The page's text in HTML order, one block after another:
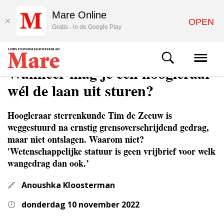
ACHTERGROND
Wanneer mag je een hoogleraar
wél de laan uit sturen?
Hoogleraar sterrenkunde Tim de Zeeuw is
weggestuurd na ernstig grensoverschrijdend gedrag,
maar niet ontslagen. Waarom niet?
'Wetenschappelijke statuur is geen vrijbrief voor welk
wangedrag dan ook.’
Anoushka Kloosterman
donderdag 10 november 2022
Mare Online
Gratis - in de Google Play OPEN